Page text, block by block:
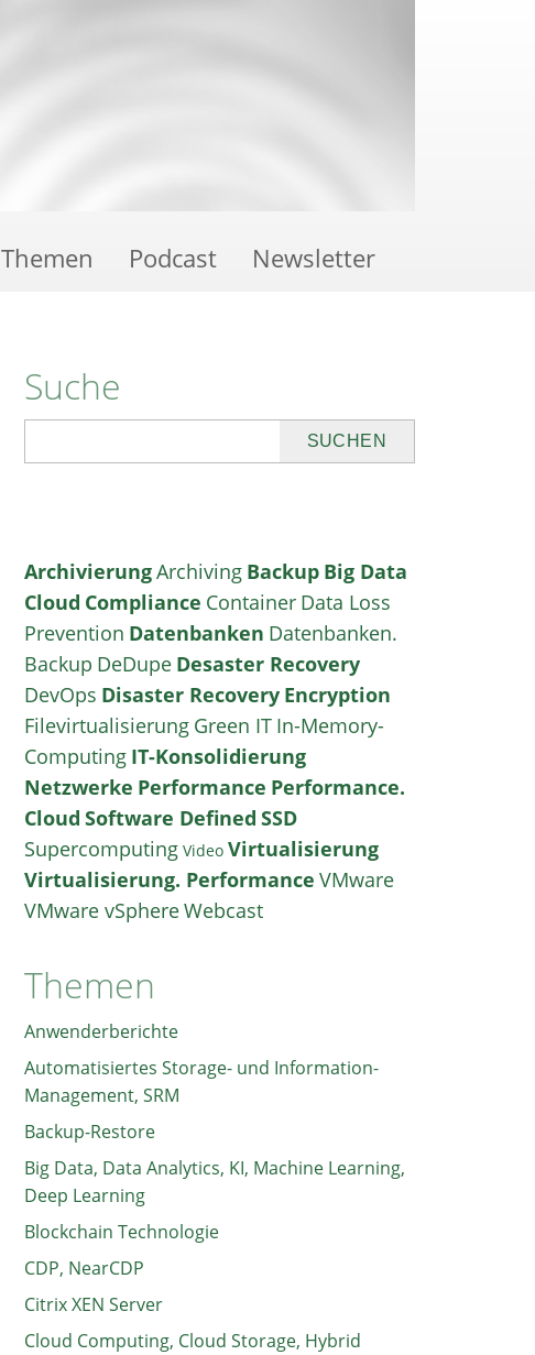
Themen Podcast Newsletter
Suche
ArchivierungArchiving Backup Big Data
Cloud Compliance Container Data Loss
Prevention Datenbanken Datenbanken.
Backup DeDupe Desaster Recovery
DevOps Disaster Recovery Encryption
Filevirtualisierung Green IT In-Memory-
Computing IT-Konsolidierung
Netzwerke Performance Performance.
Cloud Software Defined SSD
Supercomputing Video Virtualisierung
Virtualisierung. Performance VMware
VMware vSphereWebcast
Themen
Anwenderberichte
Automatisiertes Storage- und Information-
Management, SRM
Backup-Restore
Big Data, Data Analytics, KI, Machine Learning,
Deep Learning
Blockchain Technologie
CDP, NearCDP
Citrix XEN Server
Cloud Computing, Cloud Storage, Hybrid